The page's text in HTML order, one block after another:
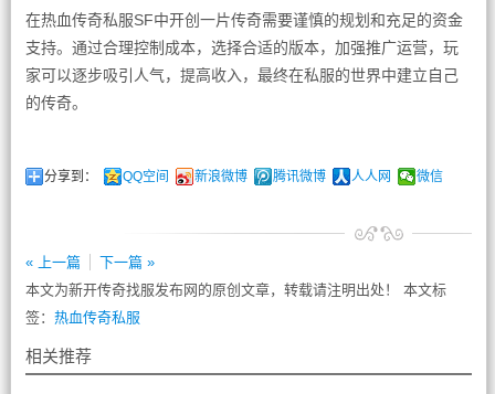
在热血传奇私服SF中开创一片传奇需要谨慎的规划和充足的资金
支持。通过合理控制成本，选择合适的版本，加强推广运营，玩
家可以逐步吸引人气，提高收入，最终在私服的世界中建立自己
的传奇。
分享到： QQ空间 新浪微博 腾讯微博 人人网 微信
« 上一篇
下一篇 »
本文为新开传奇找服发布网的原创文章，转载请注明出处！ 本文标
签： 热血传奇私服
相关推荐